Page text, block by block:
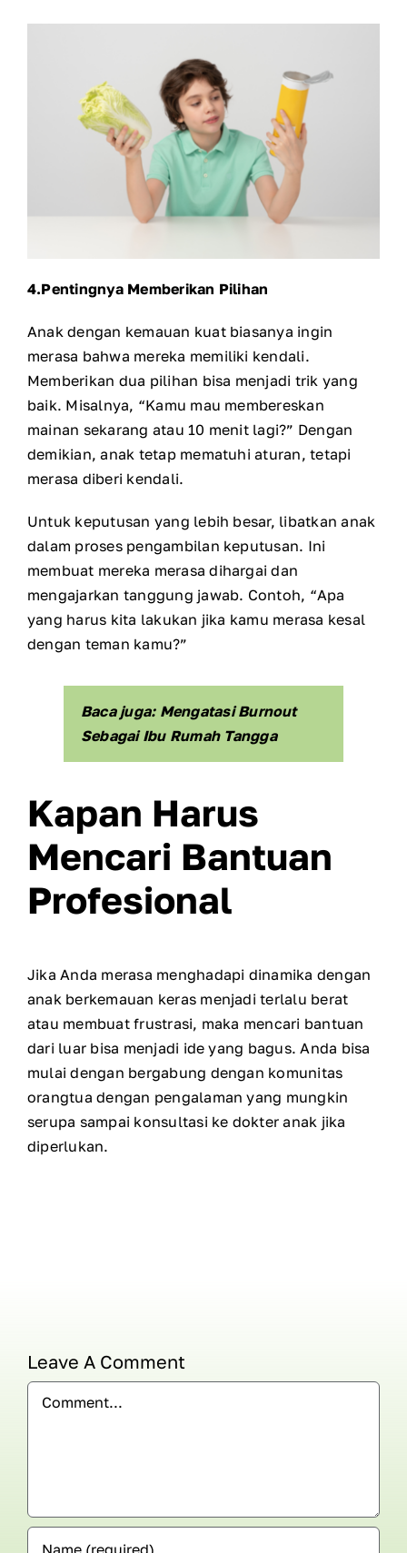
4.Pentingnya Memberikan Pilihan
Anak dengan kemauan kuat biasanya ingin
merasa bahwa mereka memiliki kendali.
Memberikan dua pilihan bisa menjadi trik yang
baik. Misalnya, “Kamu mau membereskan
mainan sekarang atau 10 menit lagi?” Dengan
demikian, anak tetap mematuhi aturan, tetapi
merasa diberi kendali.
Untuk keputusan yang lebih besar, libatkan anak
dalam proses pengambilan keputusan. Ini
membuat mereka merasa dihargai dan
mengajarkan tanggung jawab. Contoh, “Apa
yang harus kita lakukan jika kamu merasa kesal
dengan teman kamu?”
Baca juga: Mengatasi Burnout
Sebagai Ibu Rumah Tangga
Kapan Harus
Mencari Bantuan
Profesional
Jika Anda merasa menghadapi dinamika dengan
anak berkemauan keras menjadi terlalu berat
atau membuat frustrasi, maka mencari bantuan
dari luar bisa menjadi ide yang bagus. Anda bisa
mulai dengan bergabung dengan komunitas
orangtua dengan pengalaman yang mungkin
serupa sampai konsultasi ke dokter anak jika
diperlukan.
Leave A Comment
Comment